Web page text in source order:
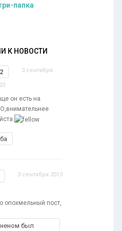
папка
К НОВОСТИ
3 сентября
он есть на
3 сентября 2013
опохмельный пост,
был